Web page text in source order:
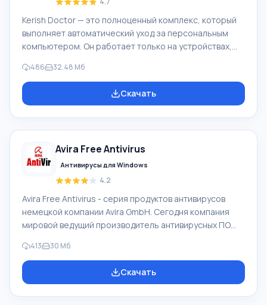
Kerish Doctor — это полноценный комплекс, который
выполняет автоматический уход за персональным
компьютером. Он работает только на устройствах,
Windows. Благодаря этому софту будут внесены
исправления в работу системы вашего ПК, также
будут исправлены возникшие ошибки и проведена
будет оптимизирован и полностью защищен. Ke
486 32.48 Мб
Скачать
Avira Free Antivirus
Антивирусы для Windows
4.2
Avira Free Antivirus - серия продуктов антивирусов
немецкой компании Avira GmbH. Сегодня компания
мировой ведущий производитель антивирусных ПО
профессионального. Avira GmbH имеет огромный
опыт, поэтому выпускаемое программное
обеспечение высокой надёжности и качества.
413 30 Мб
Скачать